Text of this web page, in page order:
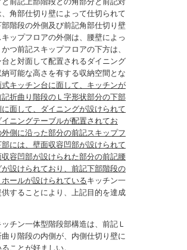
角部仕切り壁によって仕切られて
階段の外側及び前記角部仕切り壁
ップフロアの外側は、腰壁によっ
つ前記スキップフロアの下方は、
と対面して配置されるダイニング
可能な高さを有する収納空間とな
キッチン台に面して、キッチンが
折曲り階段のＬ字形状部分の下部
面して、ダイニングが設けられて
ニングテーブルが配置されてお
側に沿った部分の前記スキップフ
には、壁面収容凹部が設けられて
容凹部が設けられた部分の前記腰
設けられており、前記下部階段の
ールが設けられているキッチン一
することにより、上記目的を達成
チン一体型階段部構造は、前記Ｌ
り階段の内側が、内側仕切り壁に
ことが好ましい。